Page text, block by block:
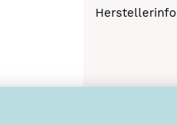
Herstellerinfo